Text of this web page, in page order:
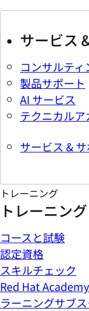
サービス
コンサルティ
製品サポート
AI サービス
テクニカル
サービス &
トレーニング
トレーニン
コースと試験
認定資格
スキルチェック
Red Hat Academy
ラーニングサブ